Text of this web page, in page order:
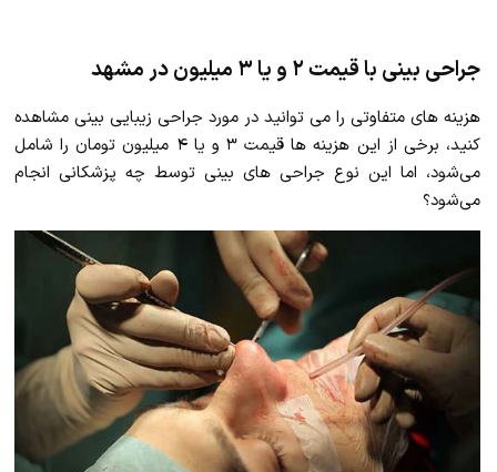
جراحی بینی با قیمت ۲ و یا ۳ میلیون در مشهد
هزینه های متفاوتی را می توانید در مورد جراحی زیبایی بینی مشاهده
کنید، برخی از این هزینه ها قیمت ۳ و یا ۴ میلیون تومان را شامل
می‌شود، اما این نوع جراحی های بینی توسط چه پزشکانی انجام
می‌شود؟